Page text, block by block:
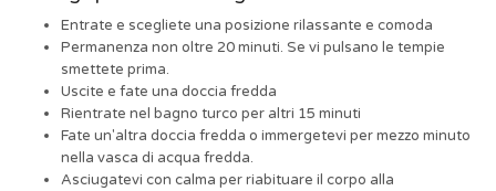
Entrate e scegliete una posizione rilassante e comoda
Permanenza non oltre 20 minuti. Se vi pulsano le tempie
smettete prima.
Uscite e fate una doccia fredda
Rientrate nel bagno turco per altri 15 minuti
Fate un'altra doccia fredda o immergetevi per mezzo minuto
nella vasca di acqua fredda.
Asciugatevi con calma per riabituare il corpo alla